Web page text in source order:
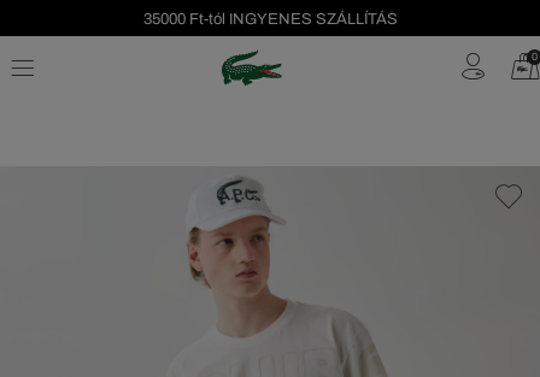
35000 Ft-tól INGYENES SZÁLLÍTÁS
Szezonális leárazás akár -40%! 0